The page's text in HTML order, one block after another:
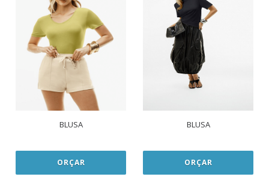
BLUSA
ORÇAR
BLUSA
ORÇAR